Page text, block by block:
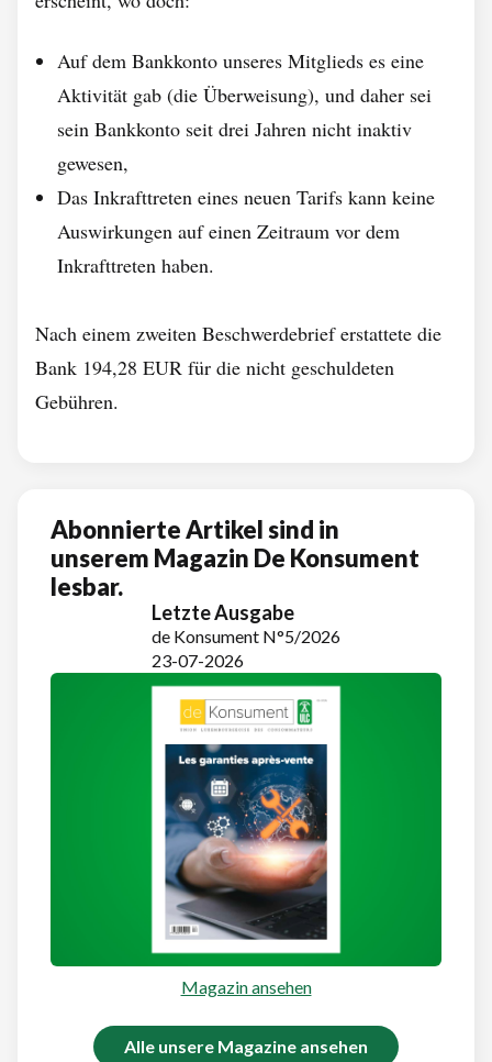
Auf dem Bankkonto unseres Mitglieds es eine
Aktivität gab (die Überweisung), und daher sei
sein Bankkonto seit drei Jahren nicht inaktiv
gewesen,
Das Inkrafttreten eines neuen Tarifs kann keine
Auswirkungen auf einen Zeitraum vor dem
Inkrafttreten haben.
Nach einem zweiten Beschwerdebrief erstattete die
Bank 194,28 EUR für die nicht geschuldeten
Gebühren.
Abonnierte Artikel sind in
unserem Magazin De Konsument
lesbar.
Letzte Ausgabe
de Konsument N°5/2026
23-07-2026
Magazin ansehen
Alle unsere Magazine ansehen